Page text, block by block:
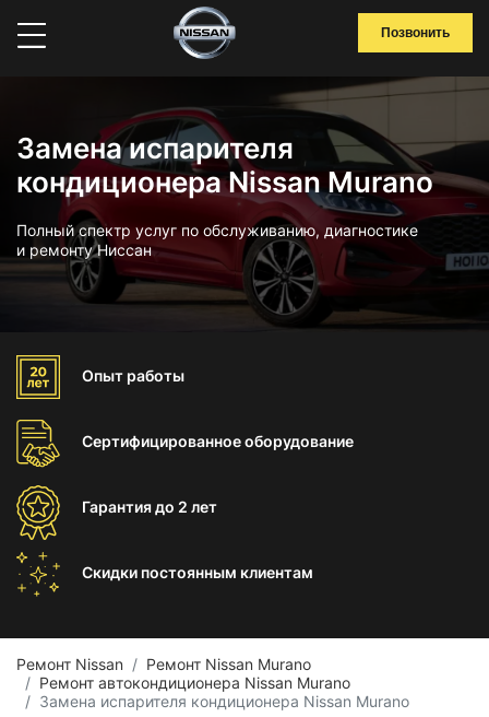
Позвонить
Замена испарителя
кондиционера Nissan Murano
Полный спектр услуг по обслуживанию, диагностике
и ремонту Ниссан
Опыт работы
Сертифицированноеоборудование
Гарантиядо 2 лет
Скидки постоянным клиентам
Ремонт Nissan
Ремонт Nissan Murano
Ремонт автокондиционера Nissan Murano
Замена испарителя кондиционера Nissan Murano